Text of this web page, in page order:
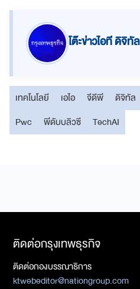
โต๊ะข่าวไอที ดิจิทัล
เทคโนโลยี เอไอ จีดีพี ดิจิทัล
Pwc
พีดับบลิวซี TechAI
ติดต่อกรุงเทพธุรกิจ
ติดต่อกองบรรณาธิการ
ktwebeditor@nationgroup.com